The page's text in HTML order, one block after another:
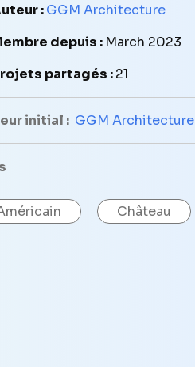
:GGM Architecture
depuis : March 2023
partagés :21
initial : GGM Architecture
Château